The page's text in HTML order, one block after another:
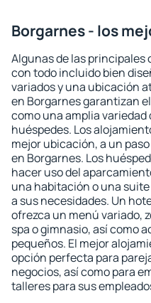
Borgarnes - los
Algunas de las
con todo incluido bien
variados y una ubicación
en Borgarnes garantizan
como una amplia
huéspedes. Los
mejor ubicación, a un
en Borgarnes. Los
hacer uso del
una habitación o una
a sus necesidades. Un
ofrezca un menú variado,
spa o gimnasio, así como
pequeños. El mejor
opción perfecta para
negocios, así como para
talleres para sus